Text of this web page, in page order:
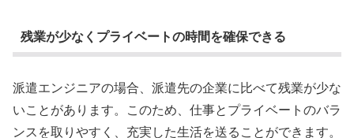
残業が少なくプライベートの時間を確保できる
派遣エンジニアの場合、派遣先の企業に比べて残業が少な
いことがあります。このため、仕事とプライベートのバラ
ンスを取りやすく、充実した生活を送ることができます。